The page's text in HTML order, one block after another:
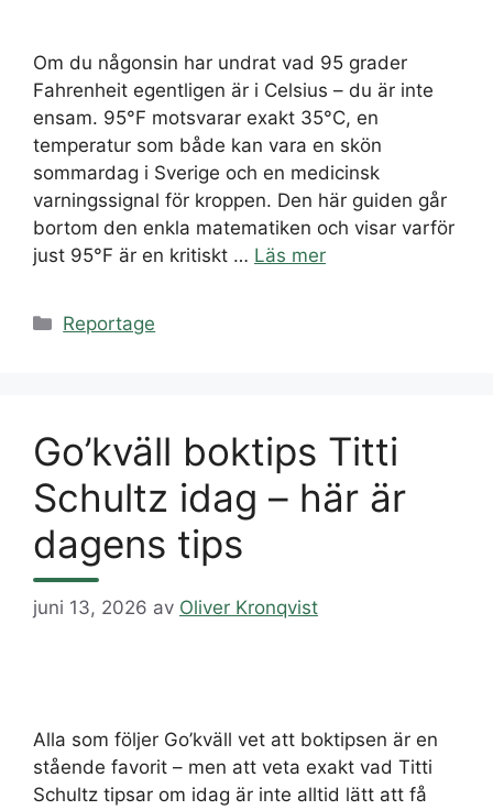
Om du någonsin har undrat vad 95 grader
Fahrenheit egentligen är i Celsius – du är inte
ensam. 95°F motsvarar exakt 35°C, en
temperatur som både kan vara en skön
sommardag i Sverige och en medicinsk
varningssignal för kroppen. Den här guiden går
bortom den enkla matematiken och visar varför
just 95°F är en kritiskt … Läs mer
Kategorier
Reportage
Go’kväll boktips Titti
Schultz idag – här är
dagens tips
juni 13, 2026 av Oliver Kronqvist
Alla som följer Go’kväll vet att boktipsen är en
stående favorit – men att veta exakt vad Titti
Schultz tipsar om idag är inte alltid lätt att få